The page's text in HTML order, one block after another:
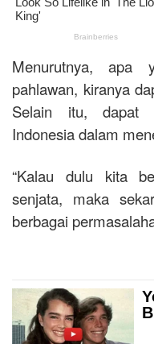
Menurutnya, apa
pahlawan, kiranya
Selain itu, dapat
Indonesia dalam
“Kalau dulu kita
senjata, maka
berbagai